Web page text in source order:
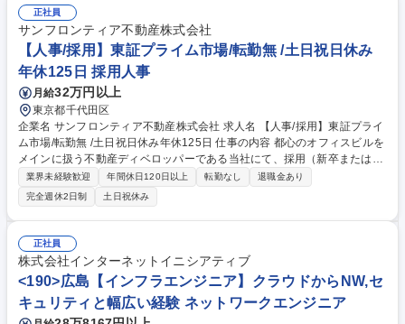
介や反響を基に対応【商品特徴】通常のアパート等の商品に加えて、エイ
ジフリー施設や病院、介護施設、保育園、業界初の９Ｆ建てまで可能な工
業化住宅など多彩なラインナップ有【インセンティブ支給額】平均160
万、最大500万超え【有給】2年目以降、毎年25日の有給付与 募集職種
【沖縄】資産活用営業(反響)年休129日/安定した固定給にインセンティブ
有
正社員
サンフロンティア不動産株式会社
【人事/採用】東証プライム市場/転勤無 /土日祝日休み
年休125日 採用人事
月給32万円以上
東京都千代田区
企業名 サンフロンティア不動産株式会社 求人名 【人事/採用】東証プライ
ム市場/転勤無 /土日祝日休み年休125日 仕事の内容 都心のオフィスビルを
メインに扱う不動産ディベロッパーである当社にて、採用（新卒または中
途）業務をはじめとした人事業務全般をお任せします。これまでのご経験
に応じて一部総務に関わる業務もお任せします。 【詳細】 ■採用業務（中
途または新卒）：書類選考・面接・エージェント対応など ■労務・給与 ■
社内イベント企画等の総務業務も含む ※中途採用・新卒採用・労務給与な
ど現在のご経験に応じて近しい業務からお任せしていきます。 募集職種
【人事/採用】東証プライム市場/転勤無 /土日祝日休み年休125日
業界未経験歓迎 年間休日120日以上 転勤なし
退職金あり
完全週休2日制
土日祝休み
正社員
株式会社インターネットイニシアティブ
<190>広島【インフラエンジニア】クラウドからNW,セ
キュリティと幅広い経験 ネットワークエンジニア